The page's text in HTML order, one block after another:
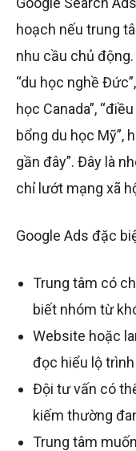
hoạch nếu trung
nhu cầu chủ
“du học nghề
học Canada”,
bổng du học Mỹ”,
gần đây”. Đây là
chỉ lướt mạng xã
Google Ads đặc
Trung tâm có
biết nhóm từ
Website hoặc
đọc hiểu lộ
Đội tư vấn có
kiếm thường
Trung tâm